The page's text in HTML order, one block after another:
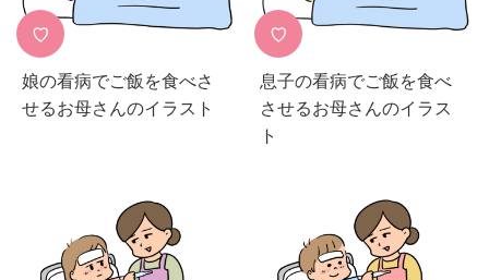
♡
娘の看病でご飯を食べさ
せるお母さんのイラスト
♡
息子の看病でご飯を食べ
させるお母さんのイラス
ト